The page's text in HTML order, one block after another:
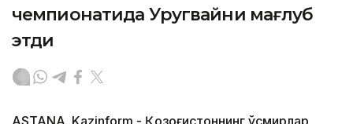
чемпионатида Уругвайни мағлуб
этди
ASTANA. Kazinform - Қозоғистоннинг ўсмирлар